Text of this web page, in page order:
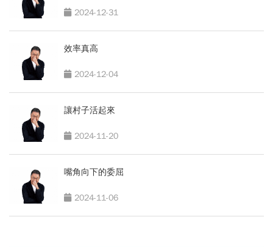
2024-12-31
效率真高
2024-12-04
讓村子活起來
2024-11-20
嘴角向下的委屈
2024-11-06